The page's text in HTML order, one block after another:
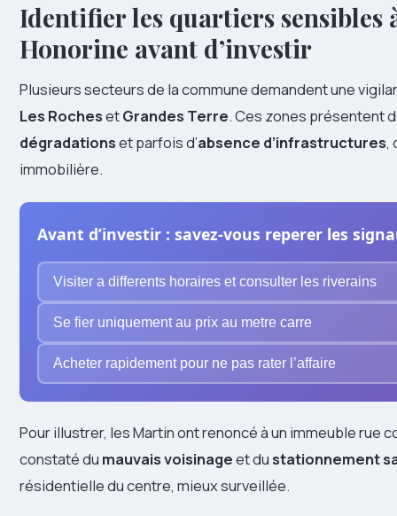
Identifier les quartiers sensibles
Honorine avant d’investir
Plusieurs secteurs de la commune demandent une
Les RochesetGrandes Terre. Ces zones présentent
dégradationset parfois d’absence d’infrastructures,
immobilière.
Avant d’investir : savez-vous reperer les
Visiter a differents horaires et consulter les riverains
Se fier uniquement au prix au metre carre
Acheter rapidement pour ne pas rater l’affaire
Pour illustrer, les Martin ont renoncé à un immeuble rue
constaté du mauvais voisinageet dustationnement
résidentielle du centre, mieux surveillée.